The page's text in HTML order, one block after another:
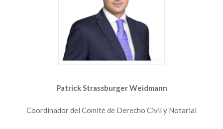
Patrick Strassburger Weidmann
Coordinador del Comité de Derecho Civil y Notarial